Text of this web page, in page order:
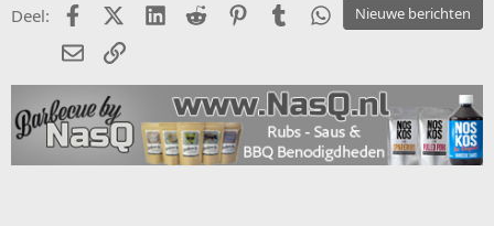
n
:
Nieuwe berichten
Deel: FacebookX (Twitter)
LinkedIn
Reddit PinterestTumblrWhatsApp
E-mailkoppeling